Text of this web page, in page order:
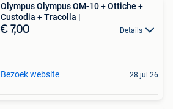
Olympus Olympus OM-10 + Ottiche +
Custodia + Tracolla |
€ 7,00 Details
Bezoek website 28 jul 26